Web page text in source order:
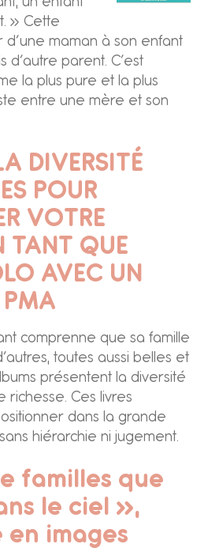
» Cette
d’une maman à son enfant
d’autre parent. C’est
la plus pure et la plus
entre une mère et son
DIVERSITÉ
POUR
VOTRE
TANT QUE
AVEC UN
PMA
comprenne que sa famille
toutes aussi belles et
présentent la diversité
richesse. Ces livres
dans la grande
hiérarchie ni jugement.
familles que
le ciel »,
en images